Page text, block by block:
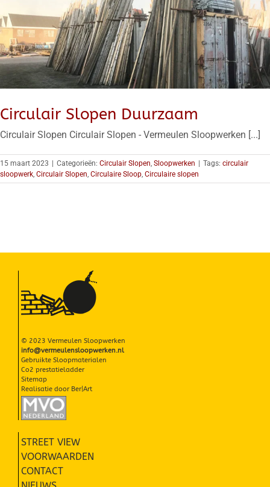
Circulair Slopen Duurzaam
Circulair Slopen Circulair Slopen - Vermeulen Sloopwerken [...]
15 maart 2023 Categorieën: Circulair Slopen, Sloopwerken Tags: circulair
sloopwerk, Circulair Slopen, Circulaire Sloop, Circulaire slopen
© 2023 Vermeulen Sloopwerken
info@vermeulensloopwerken.nl
Gebruikte Sloopmaterialen
Co2 prestatieladder
Sitemap
Realisatie door Ber|Art
STREET VIEW
VOORWAARDEN
CONTACT